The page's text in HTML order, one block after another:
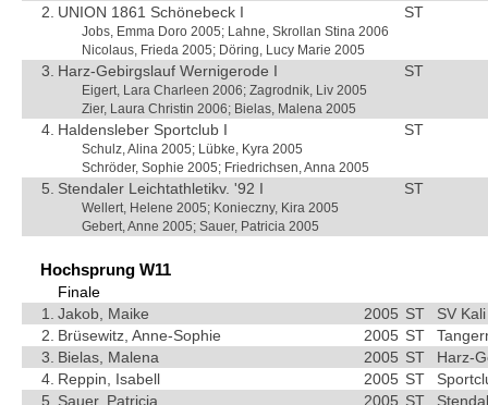
2. UNION 1861 Schönebeck I ST
Jobs, Emma Doro 2005; Lahne, Skrollan Stina 2006
Nicolaus, Frieda 2005; Döring, Lucy Marie 2005
3. Harz-Gebirgslauf Wernigerode I ST
Eigert, Lara Charleen 2006; Zagrodnik, Liv 2005
Zier, Laura Christin 2006; Bielas, Malena 2005
4. Haldensleber Sportclub I ST
Schulz, Alina 2005; Lübke, Kyra 2005
Schröder, Sophie 2005; Friedrichsen, Anna 2005
5. Stendaler Leichtathletikv. '92 I ST
Wellert, Helene 2005; Konieczny, Kira 2005
Gebert, Anne 2005; Sauer, Patricia 2005
Hochsprung W11
Finale
1.
Jakob, Maike 2005 ST
SV
2. Brüsewitz, Anne-Sophie 2005 ST
3. Bielas, Malena 2005 ST
Harz-
4. Reppin, Isabell 2005 ST
5. Sauer, Patricia 2005 ST